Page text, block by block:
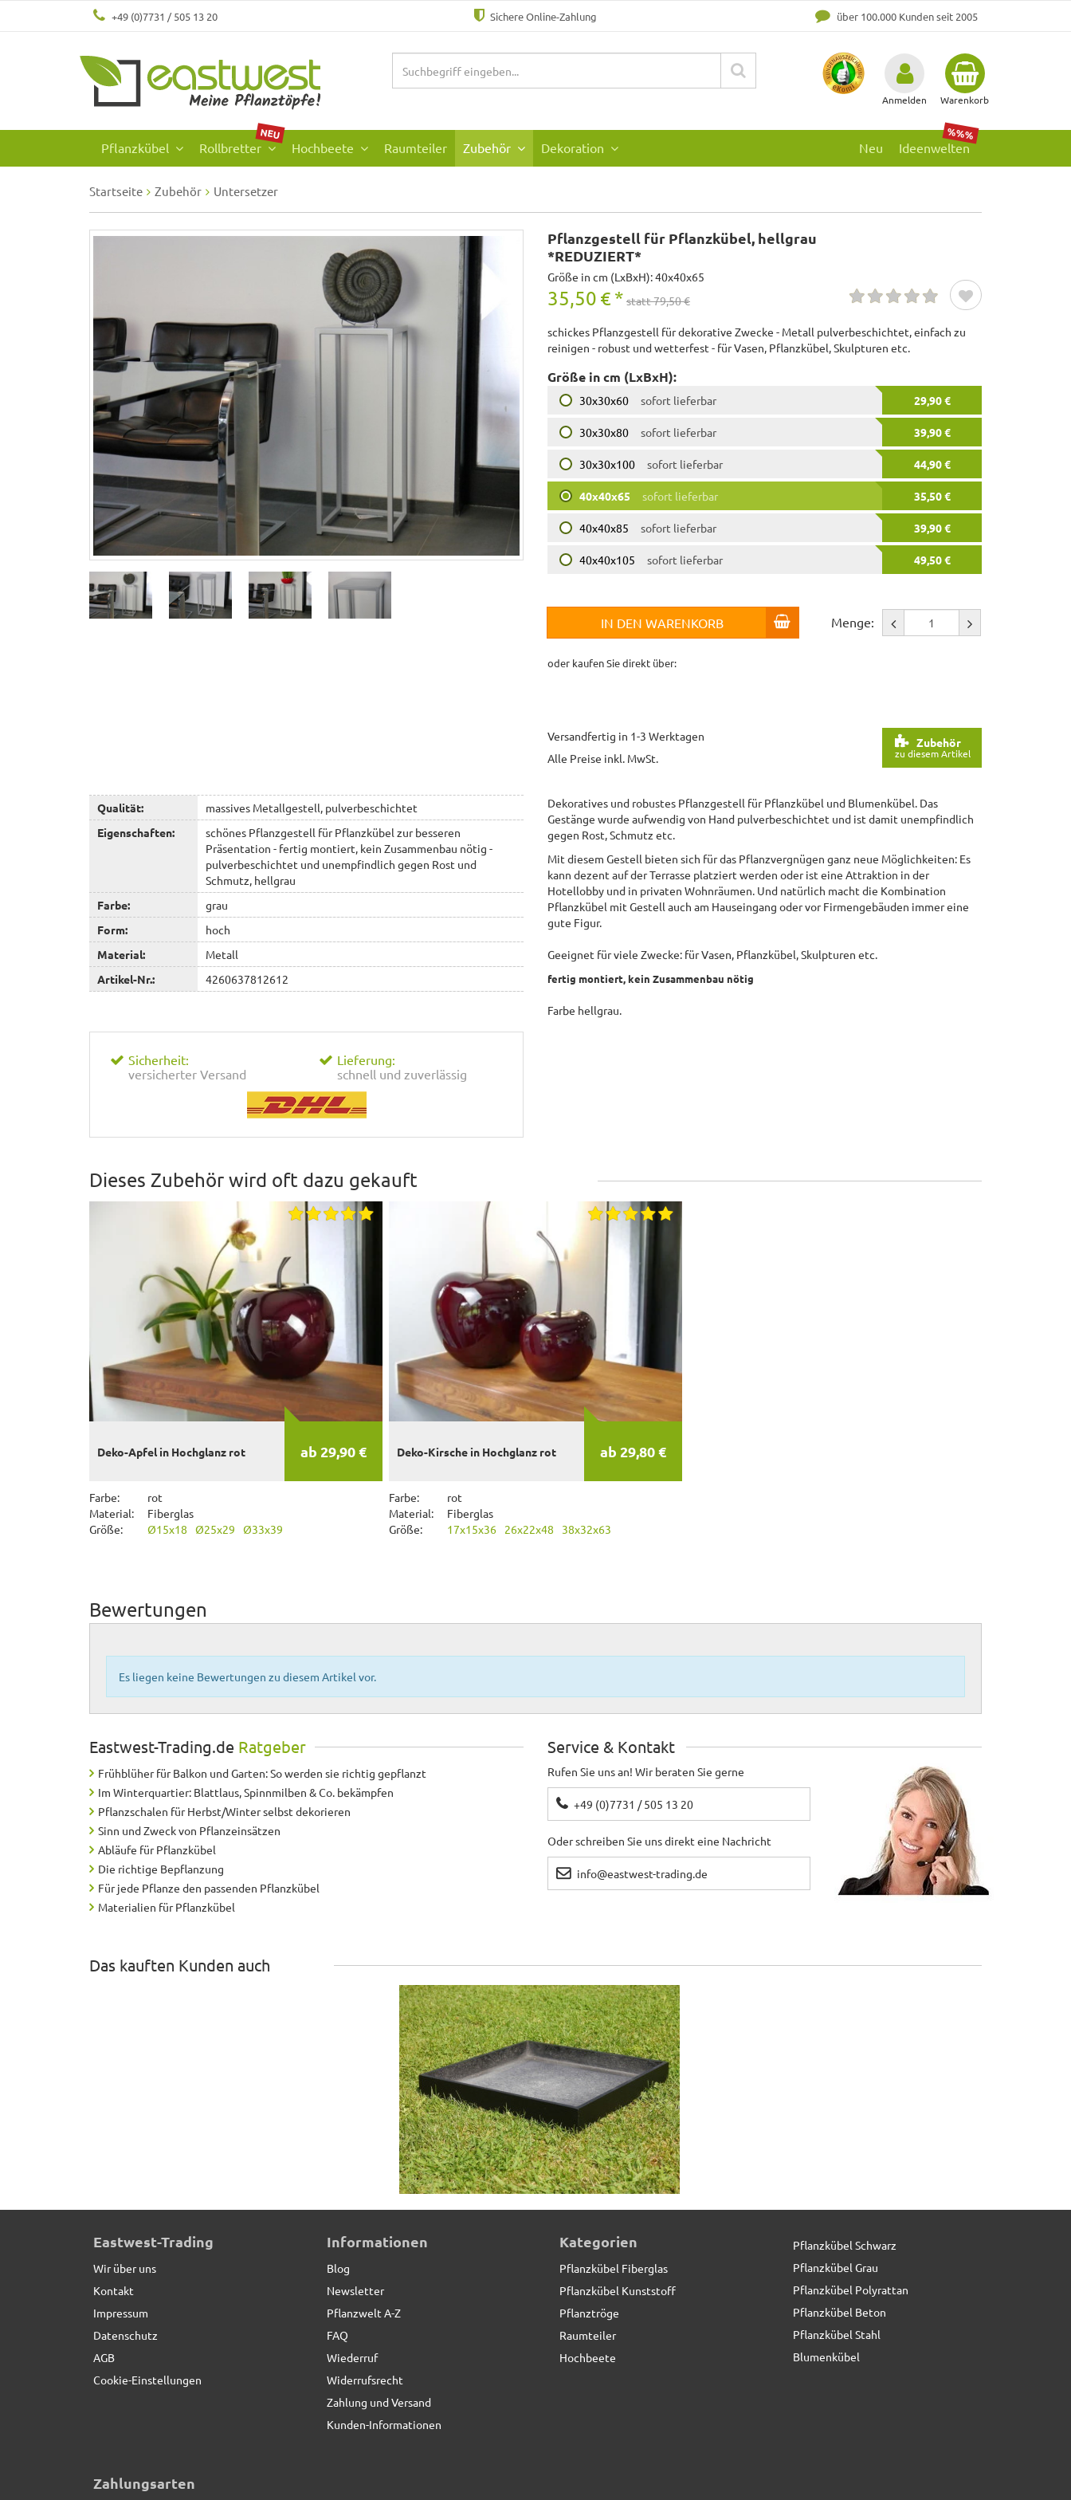
+49 (0)7731 / 505 13 20 Sichere Online-Zahlung über 100.000 Kunden seit 2005
Anmelden Warenkorb
Pflanzkübel Rollbretter
NEU
Hochbeete Raumteiler Zubehör Dekoration Ideenwelten
%%%
Neu
Startseite Zubehör Untersetzer
Pflanzgestell für Pflanzkübel, hellgrau
*REDUZIERT*
Größe in cm (LxBxH): 40x40x65
35,50 € * statt 79,50 €
schickes Pflanzgestell für dekorative Zwecke - Metall pulverbeschichtet, einfach zu
reinigen - robust und wetterfest - für Vasen, Pflanzkübel, Skulpturen etc.
Größe in cm (LxBxH):
30x30x60 29,90 €
sofort lieferbar
30x30x80 39,90 €
sofort lieferbar
30x30x100 44,90 €
sofort lieferbar
40x40x65 35,50 €
sofort lieferbar
40x40x85 39,90 €
sofort lieferbar
40x40x105 49,50 €
sofort lieferbar
IN DEN WARENKORB Menge:
oder kaufen Sie direkt über:
Zubehör
zu diesem Artikel
Versandfertig in 1-3 Werktagen
Alle Preise inkl. MwSt.
Qualität:
massives Metallgestell, pulverbeschichtet
Eigenschaften:
schönes Pflanzgestell für Pflanzkübel zur besseren
Präsentation - fertig montiert, kein Zusammenbau nötig -
pulverbeschichtet und unempfindlich gegen Rost und
Schmutz, hellgrau
Farbe:
grau
Form:
hoch
Material:
Metall
Artikel-Nr.:
4260637812612
Sicherheit:
versicherter Versand
Lieferung:
schnell und zuverlässig
Dekoratives und robustes Pflanzgestell für Pflanzkübel und Blumenkübel. Das
Gestänge wurde aufwendig von Hand pulverbeschichtet und ist damit unempfindlich
gegen Rost, Schmutz etc.
Mit diesem Gestell bieten sich für das Pflanzvergnügen ganz neue Möglichkeiten: Es
kann dezent auf der Terrasse platziert werden oder ist eine Attraktion in der
Hotellobby und in privaten Wohnräumen. Und natürlich macht die Kombination
Pflanzkübel mit Gestell auch am Hauseingang oder vor Firmengebäuden immer eine
gute Figur.
Geeignet für viele Zwecke: für Vasen, Pflanzkübel, Skulpturen etc.
fertig montiert, kein Zusammenbau nötig
Farbe hellgrau.
Dieses Zubehör wird oft dazu gekauft
ab 29,90 €
Deko-Apfel in Hochglanz rot
Farbe:
rot
Material:
Fiberglas
Größe:
Ø15x18 Ø25x29 Ø33x39
ab 29,80 €
Deko-Kirsche in Hochglanz rot
Farbe:
rot
Material:
Fiberglas
Größe:
17x15x36 26x22x48 38x32x63
Bewertungen
Es liegen keine Bewertungen zu diesem Artikel vor.
Eastwest-Trading.de Ratgeber
Frühblüher für Balkon und Garten: So werden sie richtig gepflanzt
Im Winterquartier: Blattlaus, Spinnmilben & Co. bekämpfen
Pflanzschalen für Herbst/Winter selbst dekorieren
Sinn und Zweck von Pflanzeinsätzen
Abläufe für Pflanzkübel
Die richtige Bepflanzung
Für jede Pflanze den passenden Pflanzkübel
Materialien für Pflanzkübel
Service & Kontakt
Rufen Sie uns an! Wir beraten Sie gerne
+49 (0)7731 / 505 13 20
Oder schreiben Sie uns direkt eine Nachricht
info@eastwest-trading.de
Das kauften Kunden auch
Untersetzer BASSIN, schwarz - TÜV-geprüft
Eastwest-Trading
Wir über uns
Kontakt
Impressum
Datenschutz
AGB
Cookie-Einstellungen
Informationen
Blog
Newsletter
Pflanzwelt A-Z
FAQ
Wiederruf
Widerrufsrecht
Zahlung und Versand
Kunden-Informationen
Kategorien
Pflanzkübel Fiberglas
Pflanzkübel Kunststoff
Pflanztröge
Raumteiler
Hochbeete
Pflanzkübel Schwarz
Pflanzkübel Grau
Pflanzkübel Polyrattan
Pflanzkübel Beton
Pflanzkübel Stahl
Blumenkübel
Zahlungsarten